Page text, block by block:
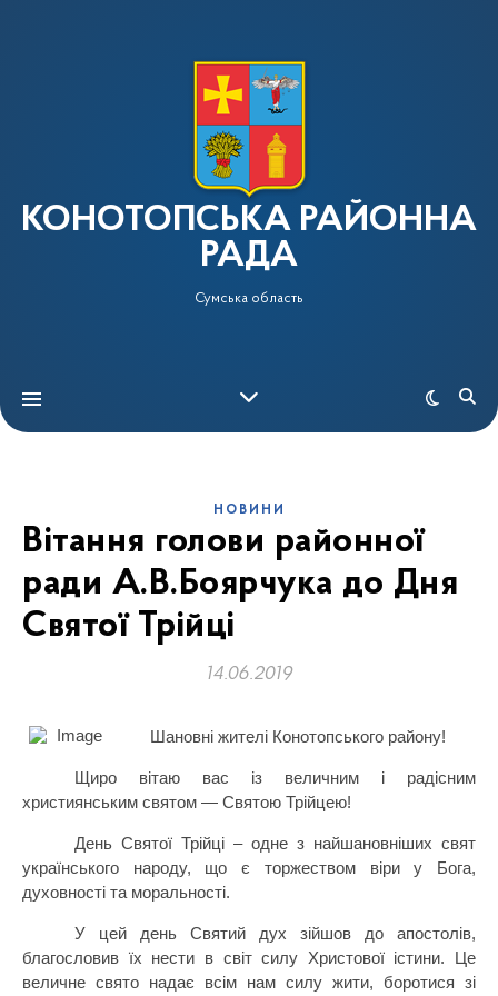
КОНОТОПСЬКА РАЙОННА
РАДА
Сумська область
НОВИНИ
Вітання голови районної
ради А.В.Боярчука до Дня
Святої Трійці
14.06.2019
Шановні жителі Конотопського району!
Щиро вітаю вас із величним і радісним
християнським святом — Святою Трійцею!
День Святої Трійці – одне з найшановніших свят
українського народу, що є торжеством віри у Бога,
духовності та моральності.
У цей день Святий дух зійшов до апостолів,
благословив їх нести в світ силу Христової істини. Це
величне свято надає всім нам силу жити, боротися зі